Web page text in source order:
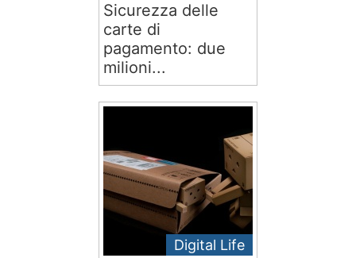
Sicurezza delle
carte di
pagamento: due
milioni...
Digital Life